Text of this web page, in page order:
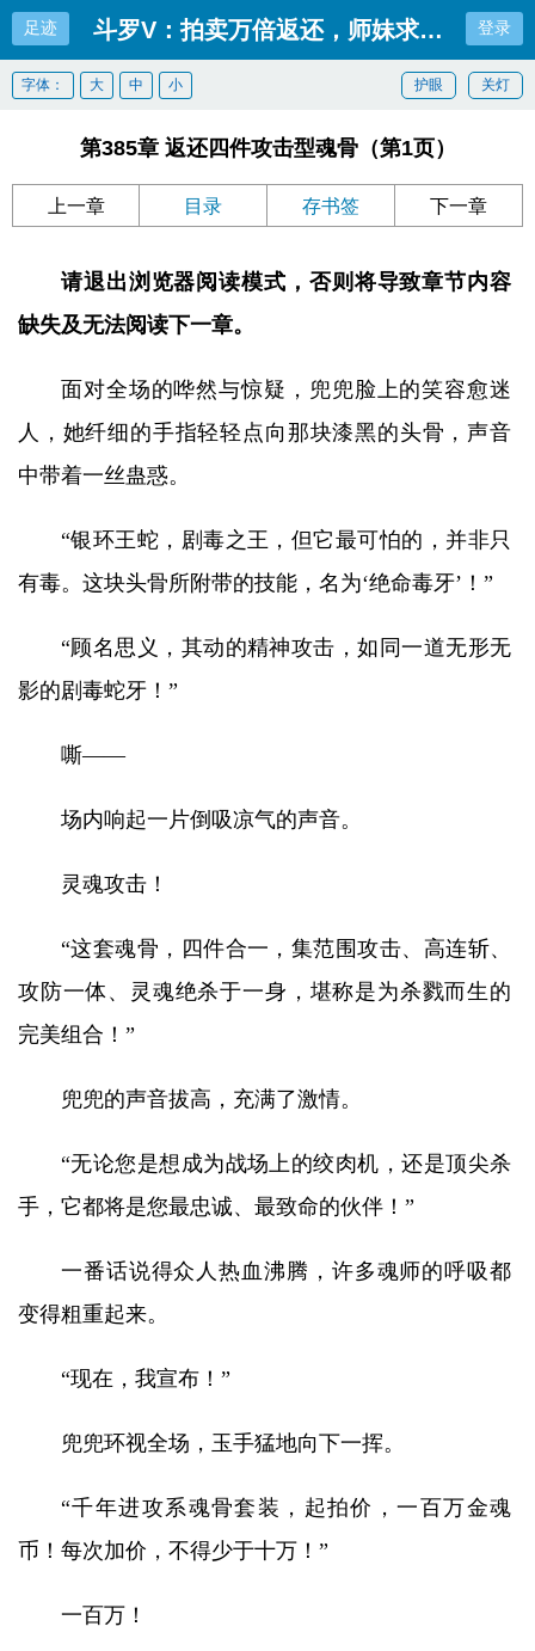
足迹 斗罗V：拍卖万倍返还，师妹求我别卖了
登录
关灯
护眼
字体： 大 中 小
第385章 返还四件攻击型魂骨（第1页）
上一章 目录 存书签 下一章
请退出浏览器阅读模式，否则将导致章节内容
缺失及无法阅读下一章。
面对全场的哗然与惊疑，兜兜脸上的笑容愈迷
人，她纤细的手指轻轻点向那块漆黑的头骨，声音
中带着一丝蛊惑。
“银环王蛇，剧毒之王，但它最可怕的，并非只
有毒。这块头骨所附带的技能，名为‘绝命毒牙’！”
“顾名思义，其动的精神攻击，如同一道无形无
影的剧毒蛇牙！”
嘶——
场内响起一片倒吸凉气的声音。
灵魂攻击！
“这套魂骨，四件合一，集范围攻击、高连斩、
攻防一体、灵魂绝杀于一身，堪称是为杀戮而生的
完美组合！”
兜兜的声音拔高，充满了激情。
“无论您是想成为战场上的绞肉机，还是顶尖杀
手，它都将是您最忠诚、最致命的伙伴！”
一番话说得众人热血沸腾，许多魂师的呼吸都
变得粗重起来。
“现在，我宣布！”
兜兜环视全场，玉手猛地向下一挥。
“千年进攻系魂骨套装，起拍价，一百万金魂
币！每次加价，不得少于十万！”
一百万！